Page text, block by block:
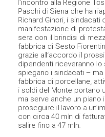
l’incontro alla Regione
Paschi di Siena che ha
Richard Ginori, i sindacati
manifestazione di
sera con il brindisi di
fabbrica di Sesto
grazie all’accordo il
dipendenti riceveranno
spiegano i sindacati –
fabbrica di porcellane,
i soldi del Monte portano
ma serve anche un
proseguire il lavoro a
con circa 40 mln di
salire fino a 47 mln.